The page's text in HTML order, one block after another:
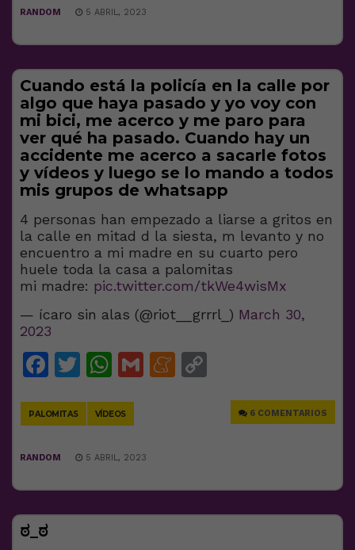
RANDOM 5 ABRIL, 2023
Cuando está la policía en la calle por
algo que haya pasado y yo voy con
mi bici, me acerco y me paro para
ver qué ha pasado. Cuando hay un
accidente me acerco a sacarle fotos
y vídeos y luego se lo mando a todos
mis grupos de whatsapp
4 personas han empezado a liarse a gritos en
la calle en mitad d la siesta, m levanto y no
encuentro a mi madre en su cuarto pero
huele toda la casa a palomitas
mi madre: pic.twitter.com/tkWe4wisMx
— ícaro sin alas (@riot__grrrl_) March 30,
2023
Facebook
Twitter
WhatsApp
GmailMeneame
PALOMITAS VÍDEOS 6 COMENTARIOS
RANDOM 5 ABRIL, 2023
ಠ_ಠ